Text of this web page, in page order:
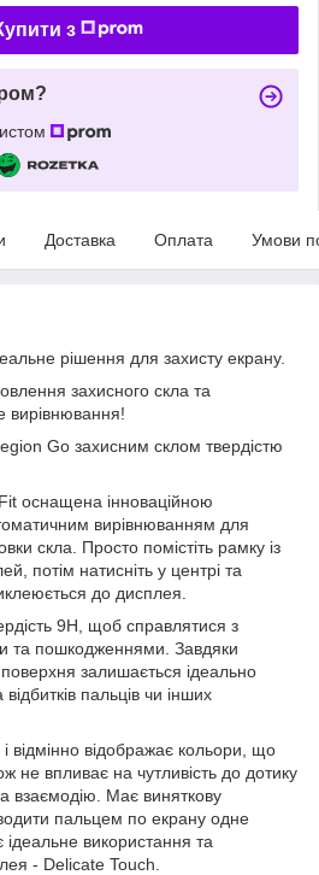
з
Доставка Оплата Умови
рішення для захисту екрану.
захисного скла та
вирівнювання!
Go захисним склом твердістю
оснащена інноваційною
вирівнюванням для
скла. Просто помістіть рамку із
потім натисніть у центрі та
до дисплея.
9H, щоб справлятися з
пошкодженнями. Завдяки
залишається ідеально
пальців чи інших
відмінно відображає кольори, що
не впливає на чутливість до дотику
взаємодію. Має виняткову
пальцем по екрану одне
використання та
- Delicate Touch.